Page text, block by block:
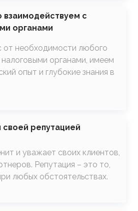
взаимодействуем с
органами
необходимости любого
органами, имеем
опыт и глубокие знания в
репутацией
и уважает своих клиентов,
Репутация – это то,
любых обстоятельствах.